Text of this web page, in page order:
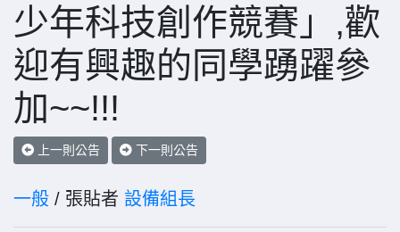
少年科技創作競賽」,歡
迎有興趣的同學踴躍參
加~~!!!
上一則公告 下一則公告
一般 / 張貼者 設備組長